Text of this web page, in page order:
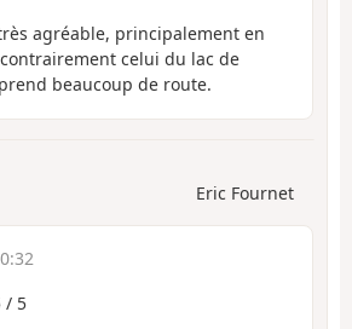
agréable, principalement en
celui du lac de
beaucoup de route.
Eric Fournet
/ 5